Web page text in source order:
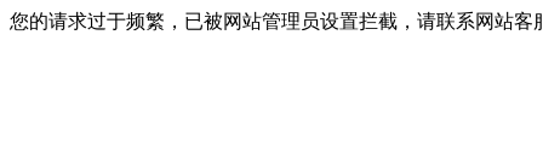
您的请求过于频繁，已被网站管理员设置拦截，请联系网站客